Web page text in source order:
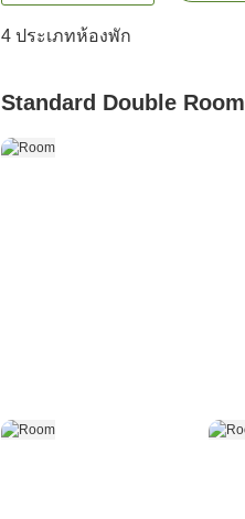
4 ประเภทห้องพัก
Standard Double Room